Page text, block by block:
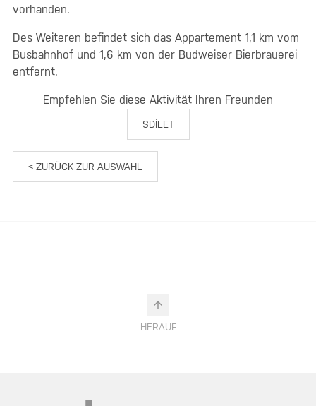
vorhanden.
Des Weiteren befindet sich das Appartement 1,1 km vom
Busbahnhof und 1,6 km von der Budweiser Bierbrauerei
entfernt.
Empfehlen Sie diese Aktivität Ihren Freunden
SDÍLET
< ZURÜCK ZUR AUSWAHL
HERAUF